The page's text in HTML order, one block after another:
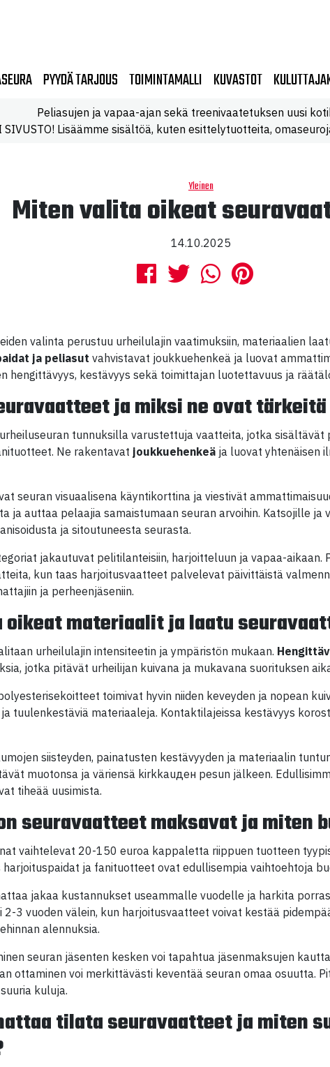
PYYDÄ TARJOUS TOIMINTAMALLI KUVASTOT
Peliasujen ja vapaa-ajan sekä treenivaatetuksen uusi
SIVUSTO! Lisäämme sisältöä, kuten esittelytuotteita,
Yleinen
Miten valita oikeat
14.10.2025
valinta perustuu urheilulajin vaatimuksiin, materiaalien
ja peliasut vahvistavat joukkuehenkeä ja luovat
hengittävyys, kestävyys sekä toimittajan luotettavuus ja
ja miksi ne ovat
tunnuksilla varustettuja vaatteita, jotka sisältävät
Ne rakentavat joukkuehenkeä ja luovat yhtenäisen
seuran visuaalisena käyntikorttina ja viestivät
ja auttaa pelaajia samaistumaan seuran arvoihin. Katsojille
ja sitoutuneesta seurasta.
jakautuvat pelitilanteisiin, harjoitteluun ja vapaa-aikaan.
kun taas harjoitusvaatteet palvelevat päivittäistä
ja perheenjäseniin.
oikeat materiaalit ja laatu
urheilulajin intensiteetin ja ympäristön mukaan.
jotka pitävät urheilijan kuivana ja mukavana suorituksen
toimivat hyvin niiden keveyden ja nopean
tuulenkestäviä materiaaleja. Kontaktilajeissa kestävyys
siisteyden, painatusten kestävyyden ja materiaalin
muotonsa ja väriensä kirkkauден pesun jälkeen.
tiheää uusimista.
seuravaatteet maksavat ja miten
vaihtelevat 20-150 euroa kappaletta riippuen tuotteen
harjoituspaidat ja fanituotteet ovat edullisempia vaihtoehtoja
jakaa kustannukset useammalle vuodelle ja harkita
3 vuoden välein, kun harjoitusvaatteet voivat kestää
alennuksia.
seuran jäsenten kesken voi tapahtua jäsenmaksujen
ottaminen voi merkittävästi keventää seuran omaa osuutta.
kuluja.
tilata seuravaatteet ja miten